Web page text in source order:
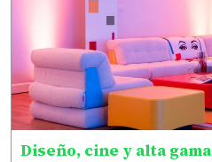
Diseño, cine y alta gama